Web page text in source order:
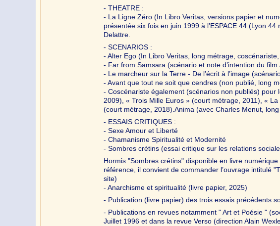
- THEATRE :
- La Ligne Zéro (In Libro Veritas, versions papier et
présentée six fois en juin 1999 à l’ESPACE 44 (Lyon
Delattre.
- SCENARIOS :
- Alter Ego (In Libro Veritas, long métrage,
- Far from Samsara (scénario et note d’intention du
- Le marcheur sur la Terre - De l’écrit à l’image
- Avant que tout ne soit que cendres (non publié, long
- Coscénariste également (scénarios non publiés) pour
2009), « Trois Mille Euros » (court métrage, 2011), «
(court métrage, 2018).Anima (avec Charles Menut,
- ESSAIS CRITIQUES :
- Sexe Amour et Liberté
- Chamanisme Spiritualité et Modernité
- Sombres crétins (essai critique sur les relations
Hormis "Sombres crétins" disponible en livre
référence, il convient de commander l’ouvrage intitulé
site)
- Anarchisme et spiritualité (livre papier, 2025)
- Publication (livre papier) des trois essais précédents
- Publications en revues notamment " Art et Poésie "
Juillet 1996 et dans la revue Verso (direction Alain